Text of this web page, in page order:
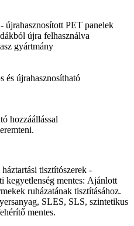
újrahasznosított PET panelek
újra felhasználva
gyártmány
és újrahasznosítható
hozzáállással
tisztítószerek -
kegyetlenség mentes: Ajánlott
ruházatának tisztításához.
SLES, SLS, szintetikus
mentes.